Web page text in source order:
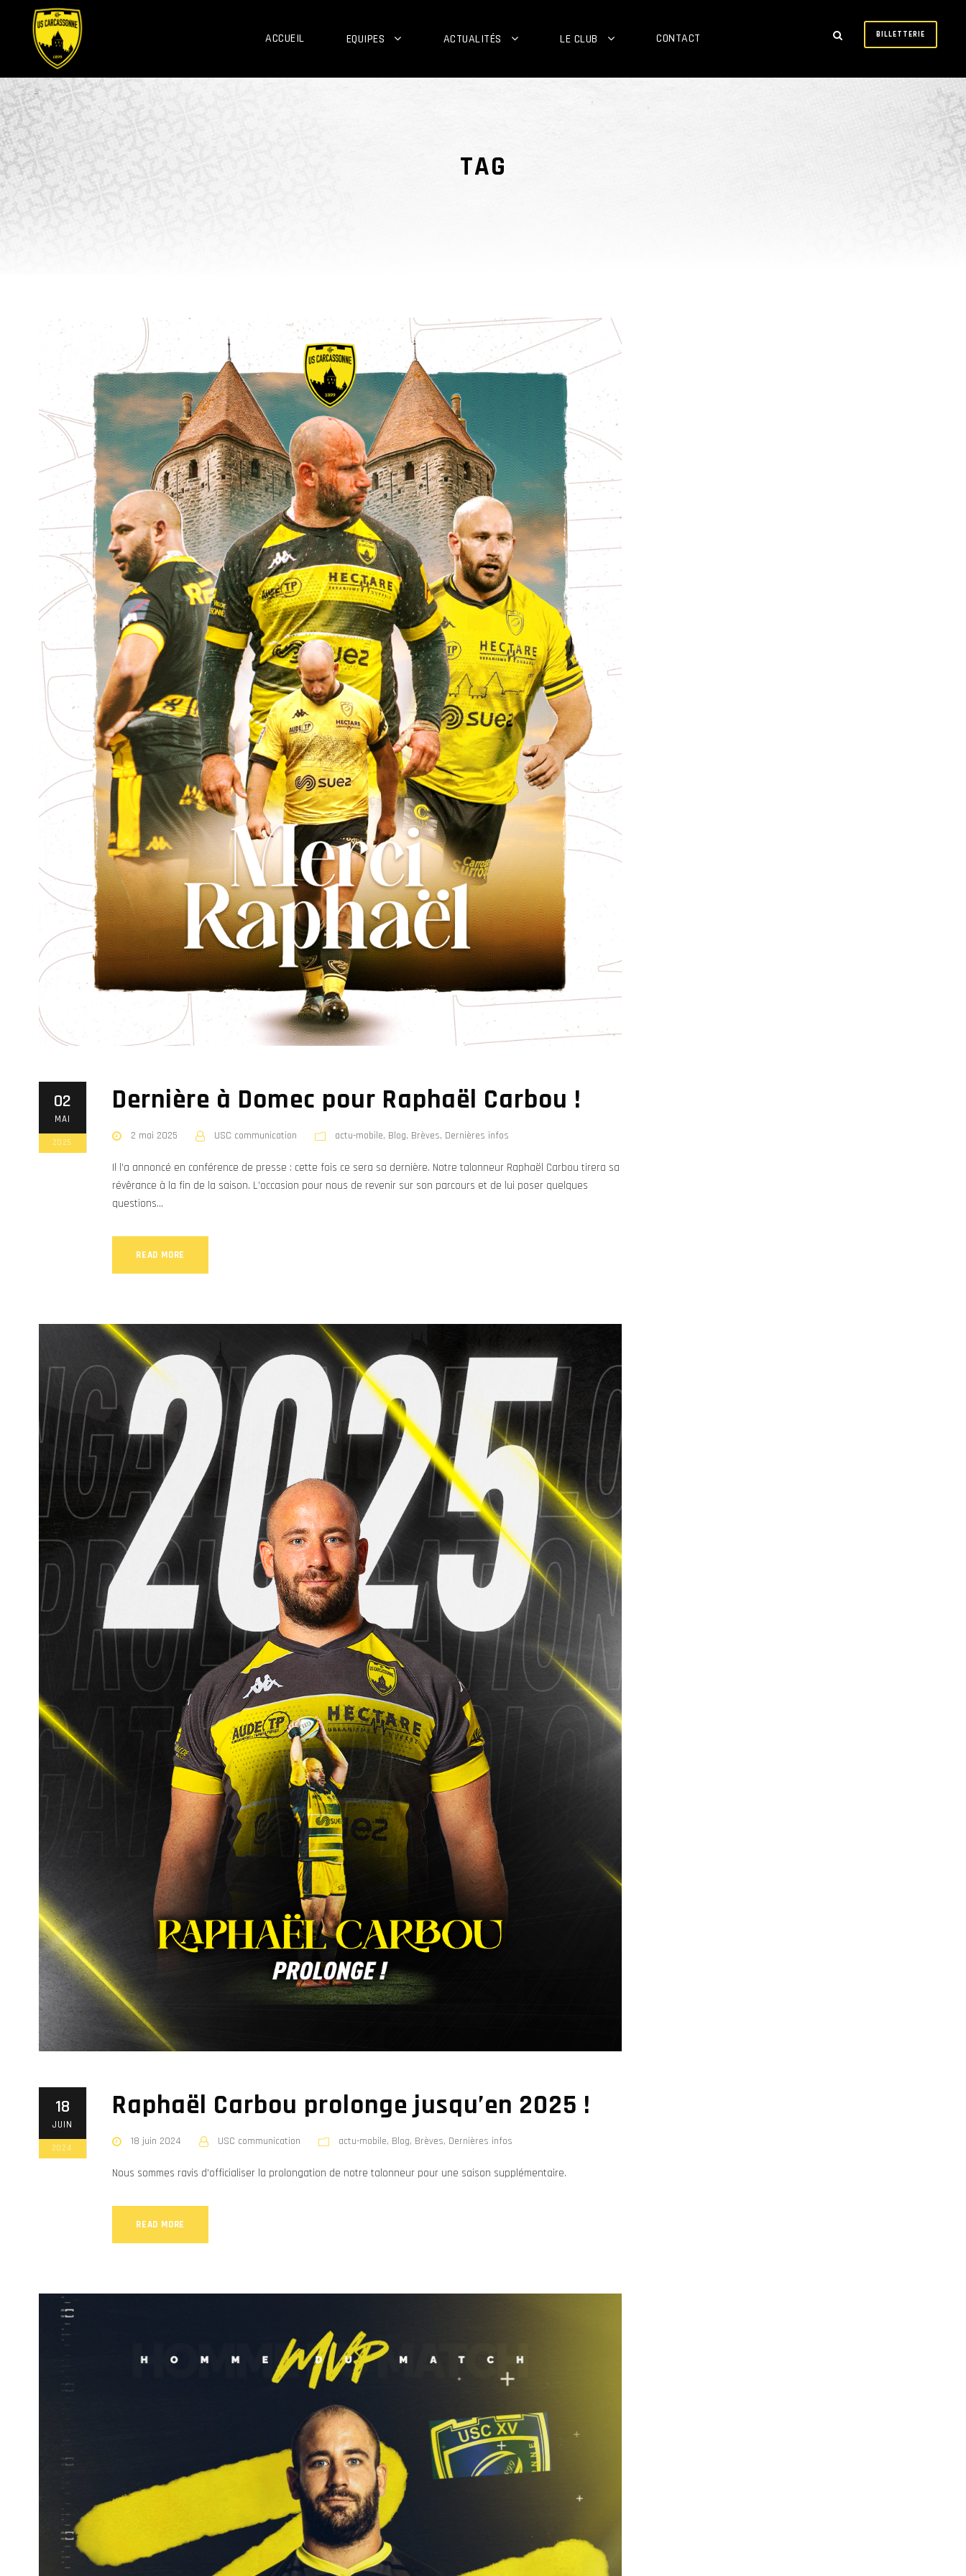
ACCUEIL EQUIPES ACTUALITÉS LE CLUB CONTACT BILLETTERIE
TAG
02
MAI
2025
Dernière à Domec pour Raphaël Carbou !
2 mai 2025 USC communication actu-mobile, Blog, Brèves, Dernières infos
Il l’a annoncé en conférence de presse : cette fois ce sera sa dernière. Notre talonneur Raphaël Carbou tirera sa
révêrance à la fin de la saison. L’occasion pour nous de revenir sur son parcours et de lui poser quelques
questions...
READ MORE
18
JUIN
2024
Raphaël Carbou prolonge jusqu’en 2025 !
18 juin 2024 USC communication actu-mobile, Blog, Brèves, Dernières infos
Nous sommes ravis d'officialiser la prolongation de notre talonneur pour une saison supplémentaire.
READ MORE